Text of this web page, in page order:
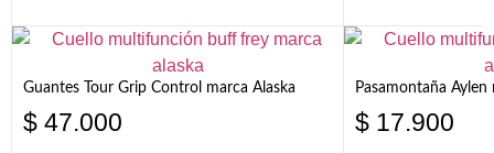
Guantes Tour Grip Control marca Alaska
$ 47.000
Pasamontaña Aylen
$ 17.900